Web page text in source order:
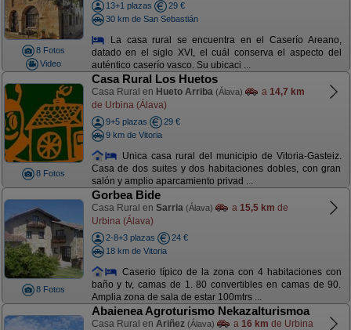
8 Fotos
Video
13+1 plazas
29 €
30 km de San Sebastián
La casa rural se encuentra en el Caserío Areano,
datado en el siglo XVI, el cuál conserva el aspecto del
auténtico caserío vasco. Su ubicaci ...
8 Fotos
Casa Rural Los Huetos
Casa Rural en Hueto Arriba (Álava) a 14,7 km
de Urbina (Álava)
9+5 plazas
29 €
9 km de Vitoria
Unica casa rural del municipio de Vitoria-Gasteiz.
Casa de dos suites y dos habitaciones dobles, con gran
salón y amplio aparcamiento privad ...
8 Fotos
Gorbea Bide
Casa Rural en Sarria (Álava) a 15,5 km de
Urbina (Álava)
2-8+3 plazas
24 €
18 km de Vitoria
Caserio típico de la zona con 4 habitaciones con
baño y tv, camas de 1. 80 convertibles en camas de 90.
Amplia zona de sala de estar 100mtrs ...
Abaienea Agroturismo Nekazalturismoa
Casa Rural en Ariñez (Álava) a 16 km de Urbina